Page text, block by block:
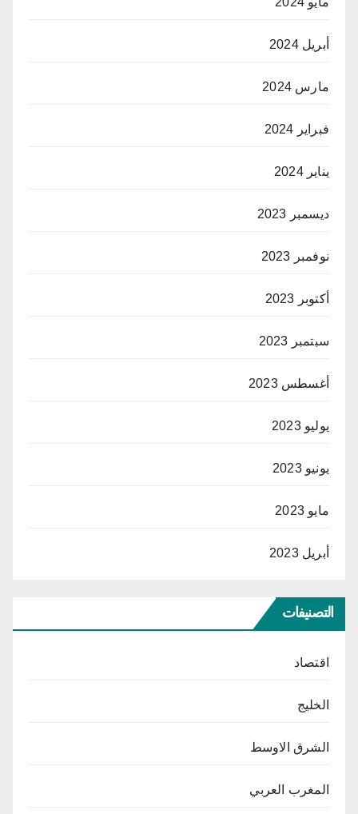
أبريل 2024
مارس 2024
فبراير 2024
يناير 2024
ديسمبر 2023
نوفمبر 2023
أكتوبر 2023
سبتمبر 2023
أغسطس 2023
يوليو 2023
يونيو 2023
مايو 2023
أبريل 2023
التصنيفات
اقتصاد
الخليج
الشرق الاوسط
المغرب العربي